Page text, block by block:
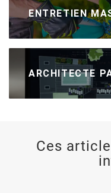
ENTRETIEN
ARCHITECTE
Ces